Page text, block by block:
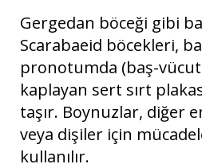
Gergedan böceği gibi
Scarabaeid böcekleri,
pronotumda (baş-
kaplayan sert sırt
taşır. Boynuzlar, diğer
veya dişiler için
kullanılır.